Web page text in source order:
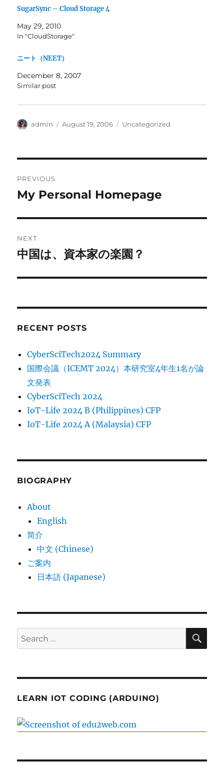
SugarSync – Cloud Storage 4
May 29, 2010
In "CloudStorage"
ニート（NEET）
December 8, 2007
Similar post
Author
admin
Posted
August 19, 2006 Categories
Uncategorized
navigation
PREVIOUS
Previous
My Personal Homepage
NEXT
Next
中国は、資本家の楽園？
RECENT POSTS
CyberSciTech2024 Summary
国際会議（ICEMT 2024）本研究室4年生1名が論
文発表
CyberSciTech 2024
IoT-Life 2024 B (Philippines) CFP
IoT-Life 2024 A (Malaysia) CFP
BIOGRAPHY
About
English
简介
中文 (Chinese)
ご案内
日本語 (Japanese)
Search
for:
LEARN IOT CODING (ARDUINO)